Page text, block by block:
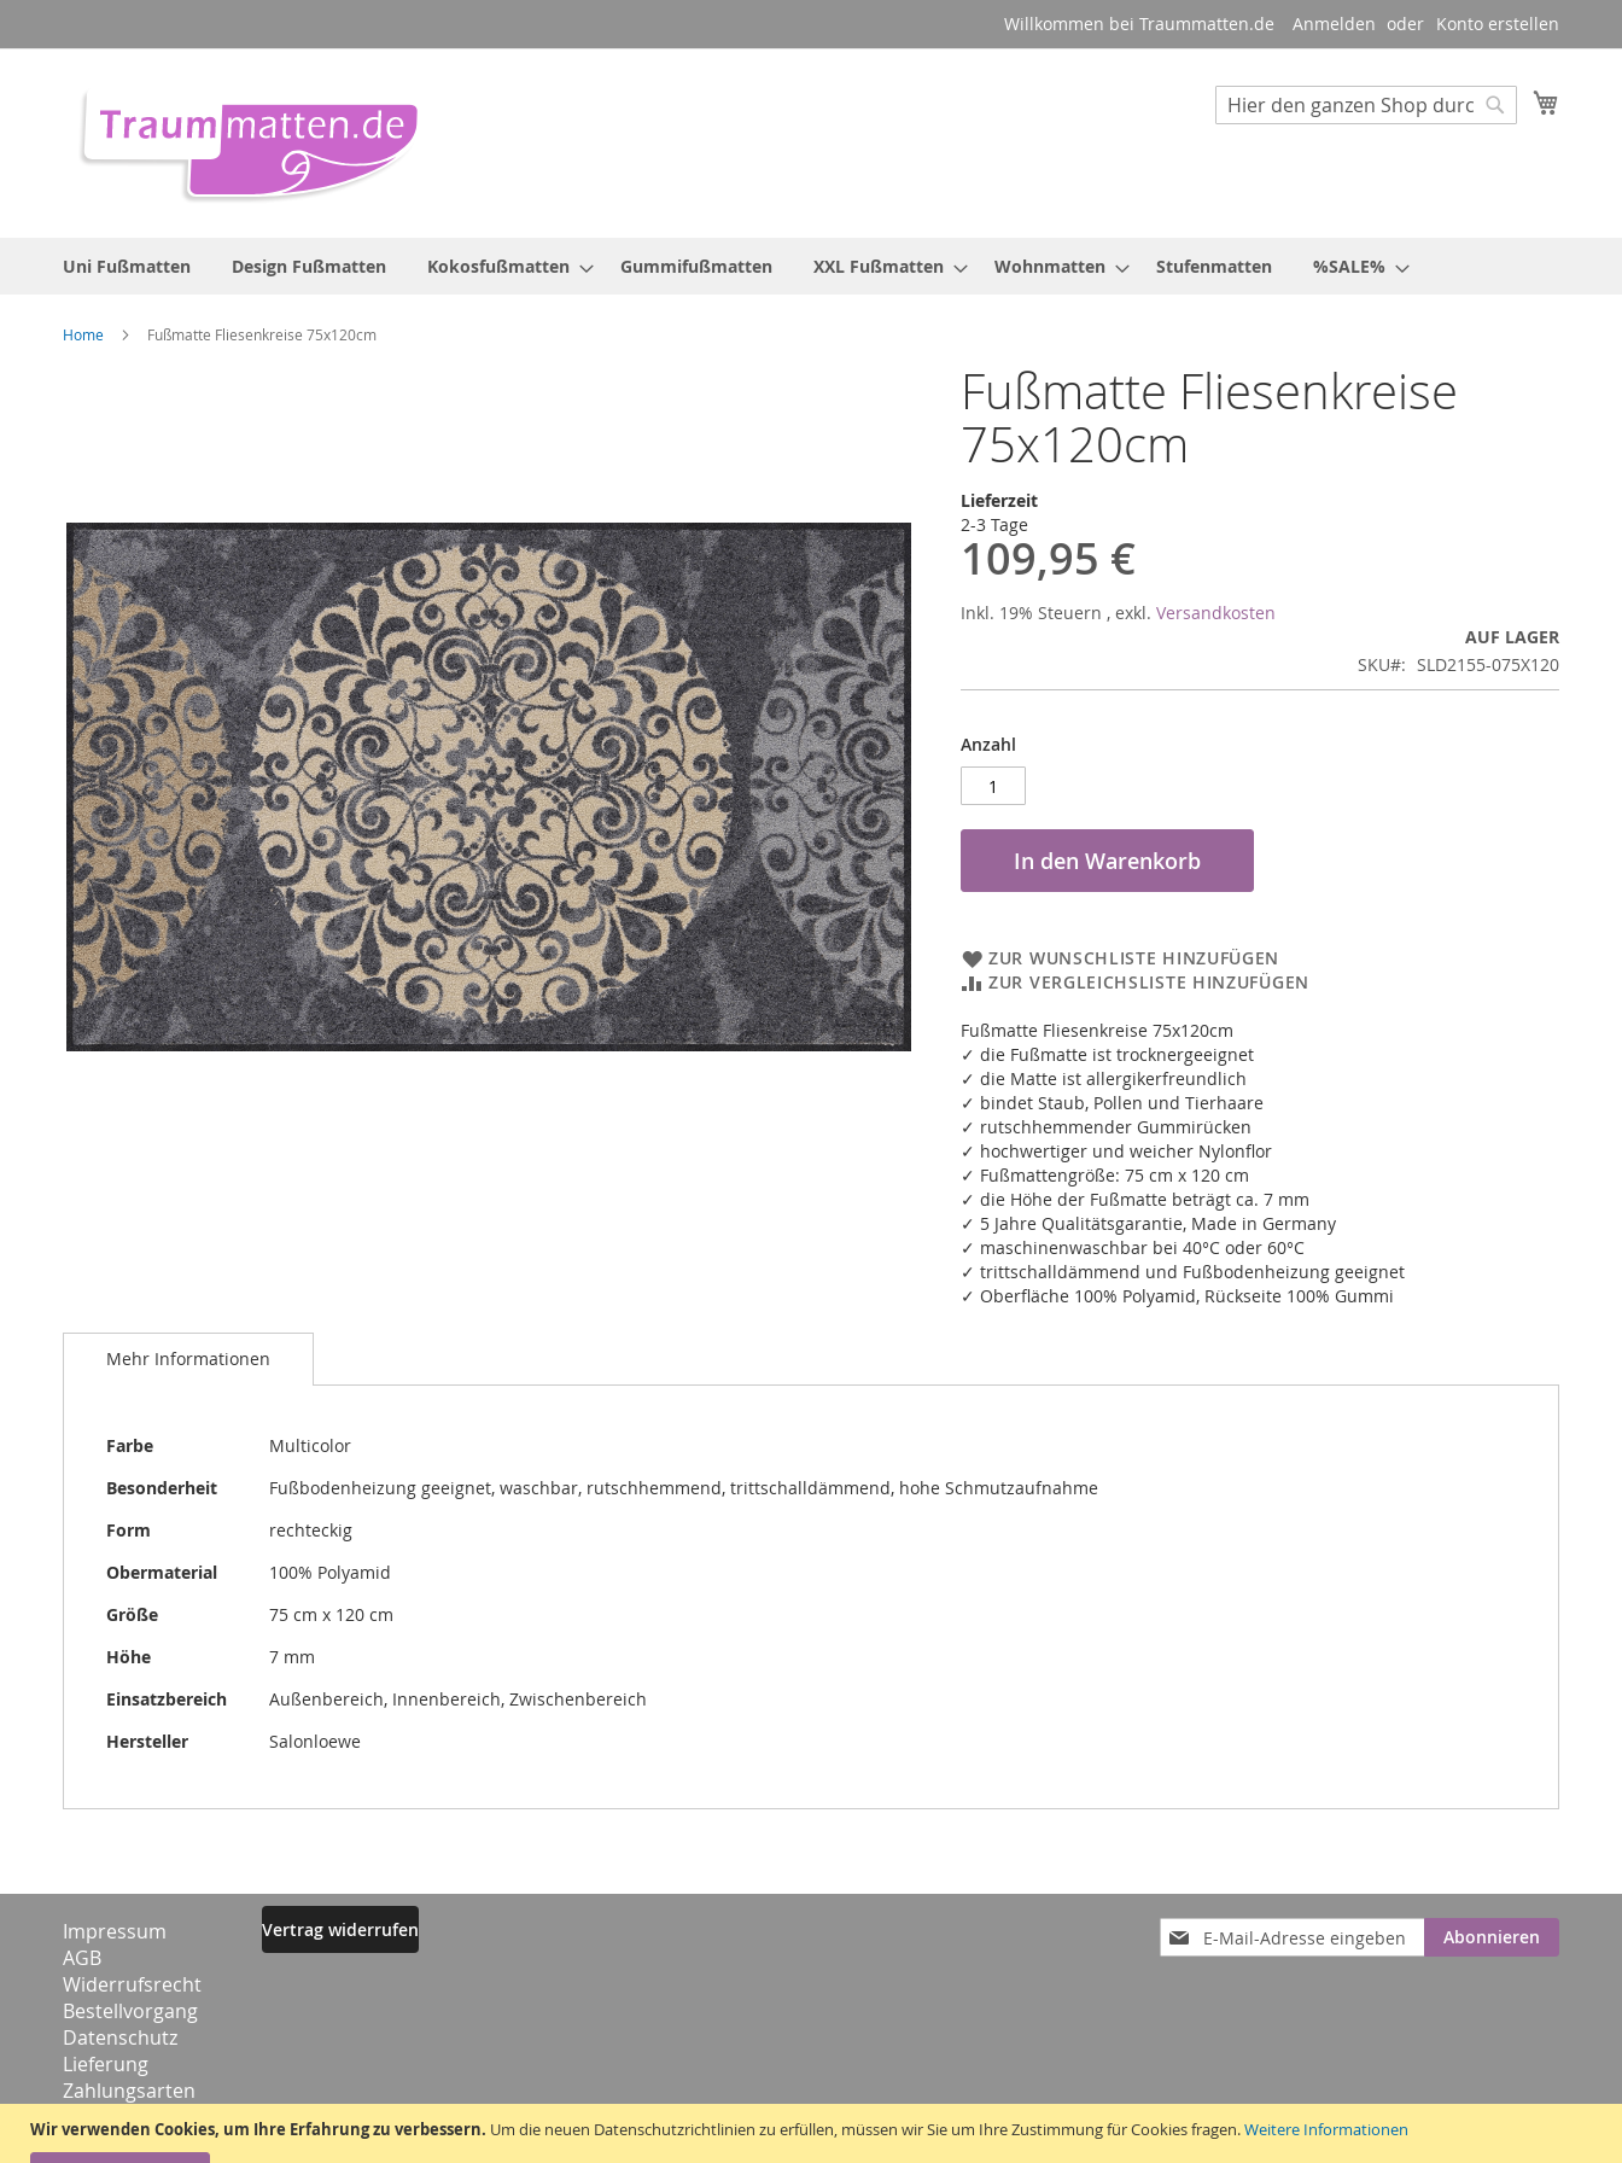
Wir verwenden Cookies, um Ihre Erfahrung zu verbessern. Um die neuen Datenschutzrichtlinien zu erfüllen, müssen wir Sie um Ihre Zustimmung für Cookies fragen.Weitere Informationen
zum
Willkommen bei Traummatten.de Anmelden Konto erstellen
Suche
Uni Fußmatten Design Fußmatten Kokosfußmatten Gummifußmatten XXL Fußmatten Wohnmatten Stufenmatten %SALE%
Home Fußmatte Fliesenkreise 75x120cm
Fußmatte Fliesenkreise
75x120cm
Lieferzeit
2-3 Tage
109,95 €
Inkl. 19% Steuern , exkl. Versandkosten
AUF LAGER
SKU
SLD2155-075X120
Anzahl
In den Warenkorb
ZUR WUNSCHLISTE HINZUFÜGEN
ZUR VERGLEICHSLISTE HINZUFÜGEN
Fußmatte Fliesenkreise 75x120cm
✓ die Fußmatte ist trocknergeeignet
✓ die Matte ist allergikerfreundlich
✓ bindet Staub, Pollen und Tierhaare
✓ rutschhemmender Gummirücken
✓ hochwertiger und weicher Nylonflor
✓ Fußmattengröße: 75 cm x 120 cm
✓ die Höhe der Fußmatte beträgt ca. 7 mm
✓ 5 Jahre Qualitätsgarantie, Made in Germany
✓ maschinenwaschbar bei 40°C oder 60°C
✓ trittschalldämmend und Fußbodenheizung geeignet
✓ Oberfläche 100% Polyamid, Rückseite 100% Gummi
Mehr Informationen
Mehr
Farbe
Multicolor
Besonderheit
Fußbodenheizung geeignet, waschbar, rutschhemmend, trittschalldämmend, hohe Schmutzaufnahme
Form
rechteckig
Obermaterial
100% Polyamid
Größe
75 cm x 120 cm
Höhe
7 mm
Einsatzbereich
Außenbereich, Innenbereich, Zwischenbereich
Hersteller
Salonloewe
Anmeldung
zum
Abonnieren
Impressum
AGB
Widerrufsrecht
Bestellvorgang
Datenschutz
Lieferung
Zahlungsarten
Kontakt
Vertrag widerrufen